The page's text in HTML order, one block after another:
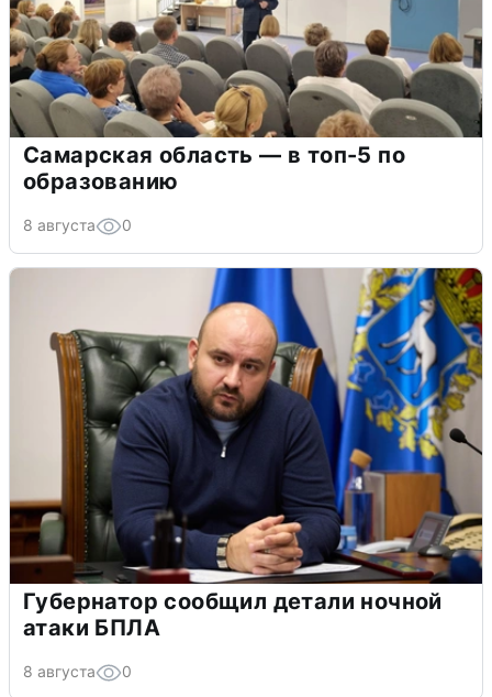
Самарская область — в топ-5 по
образованию
8 августа 0
Губернатор сообщил детали ночной
атаки БПЛА
8 августа 0